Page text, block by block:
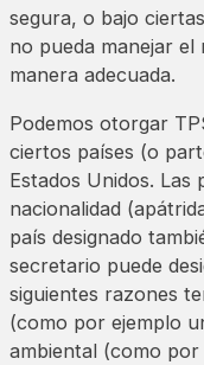
segura, o bajo
no pueda manejar el
manera adecuada.
Podemos otorgar
ciertos países (o
Estados Unidos. Las
nacionalidad
país designado
secretario puede
siguientes razones
(como por ejemplo
ambiental (como